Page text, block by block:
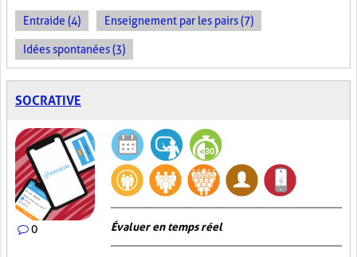
Entraide (4) Enseignement par les pairs (7)
Idées spontanées (3)
SOCRATIVE
0 Évaluer en temps réel